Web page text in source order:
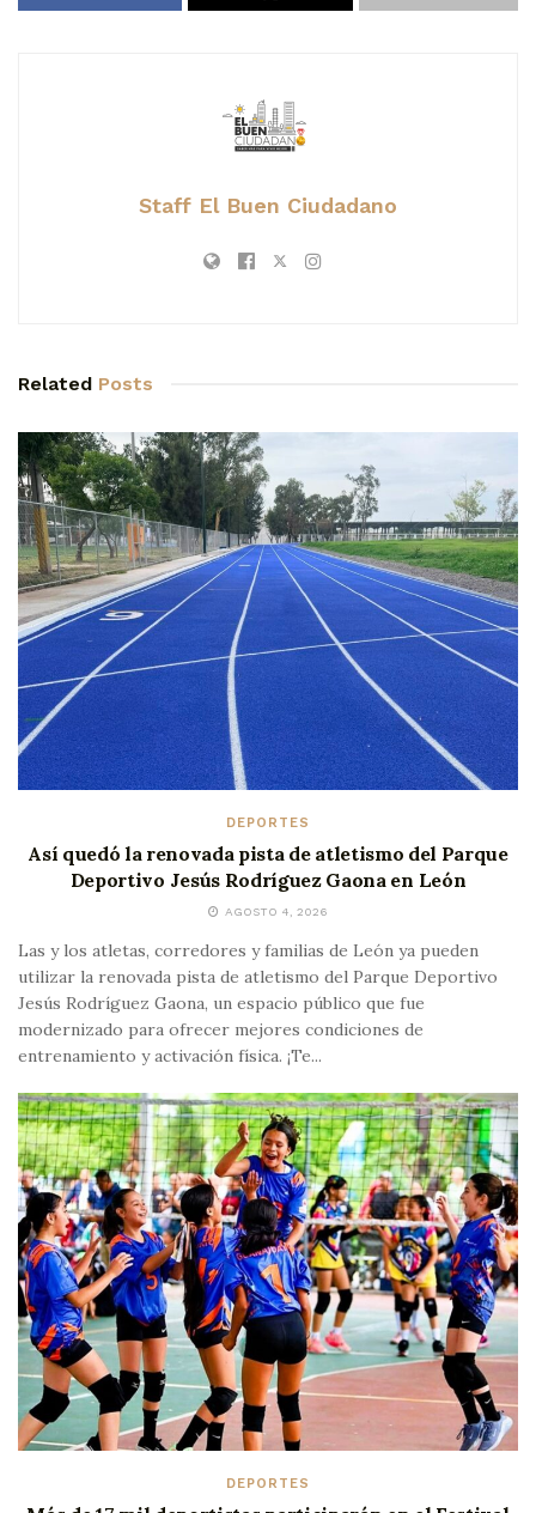
Staff El Buen Ciudadano
Related Posts
DEPORTES
Así quedó la renovada pista de atletismo del Parque
Deportivo Jesús Rodríguez Gaona en León
AGOSTO 4, 2026
Las y los atletas, corredores y familias de León ya pueden
utilizar la renovada pista de atletismo del Parque Deportivo
Jesús Rodríguez Gaona, un espacio público que fue
modernizado para ofrecer mejores condiciones de
entrenamiento y activación física. ¡Te...
DEPORTES